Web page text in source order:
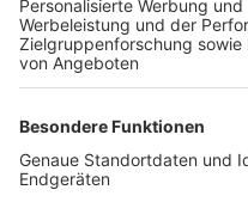
TOP-PARTNER